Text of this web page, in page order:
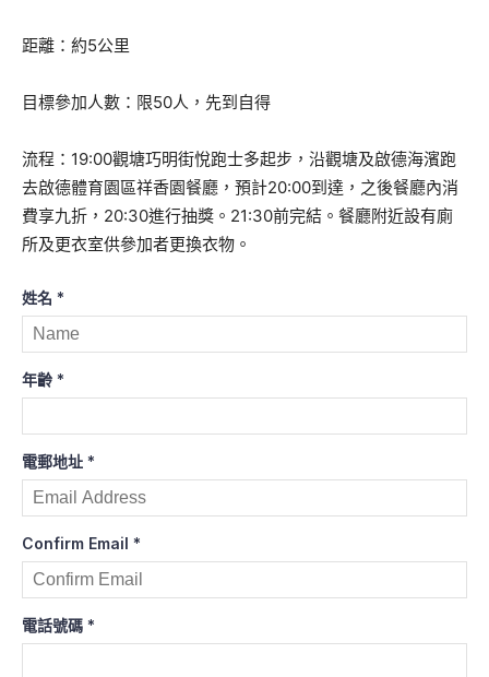
距離：約5公里
目標參加人數：限50人，先到自得
流程：19:00觀塘巧明街悅跑士多起步，沿觀塘及啟德海濱跑
去啟德體育園區祥香園餐廳，預計20:00到達，之後餐廳內消
費享九折，20:30進行抽獎。21:30前完結。餐廳附近設有廁
所及更衣室供參加者更換衣物。
姓名 *
年齡 *
電郵地址 *
Confirm Email *
電話號碼 *